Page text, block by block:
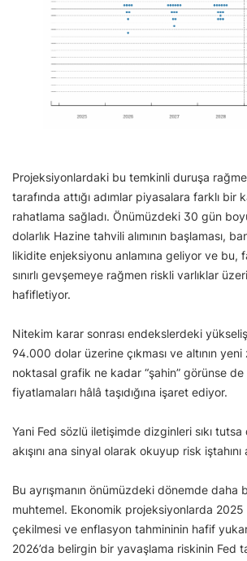
Projeksiyonlardaki bu temkinli duruşa
tarafında attığı adımlar piyasalara farklı bir
rahatlama sağladı. Önümüzdeki 30 gün
dolarlık Hazine tahvili alımının başlaması,
likidite enjeksiyonu anlamına geliyor ve bu,
sınırlı gevşemeye rağmen riskli varlıklar
hafifletiyor.
Nitekim karar sonrası endekslerdeki
94.000 dolar üzerine çıkması ve altının yeni
noktasal grafik ne kadar “şahin” görünse de
fiyatlamaları hâlâ taşıdığına işaret ediyor.
Yani Fed sözlü iletişimde dizginleri sıkı
akışını ana sinyal olarak okuyup risk iştahını
Bu ayrışmanın önümüzdeki dönemde daha
muhtemel. Ekonomik projeksiyonlarda 2025
çekilmesi ve enflasyon tahmininin hafif
2026’da belirgin bir yavaşlama riskinin Fed